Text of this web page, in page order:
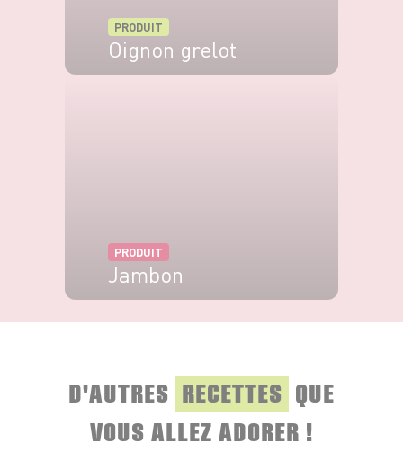
PRODUIT
Oignon grelot
PRODUIT
Jambon
D'AUTRES RECETTES QUE
VOUS ALLEZ ADORER !